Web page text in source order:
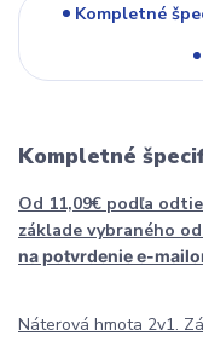
Kompletné
Kompletné
Od 11,09€ podľa
základe vybraného
na potvrdenie e-
Náterová hmota 2v1.